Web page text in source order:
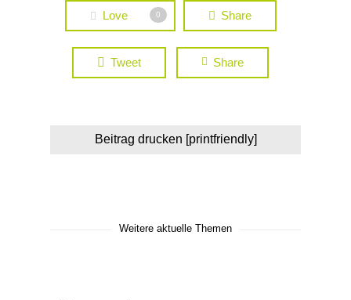
Love 0 Share
Tweet Share
Beitrag drucken [printfriendly]
Weitere aktuelle Themen